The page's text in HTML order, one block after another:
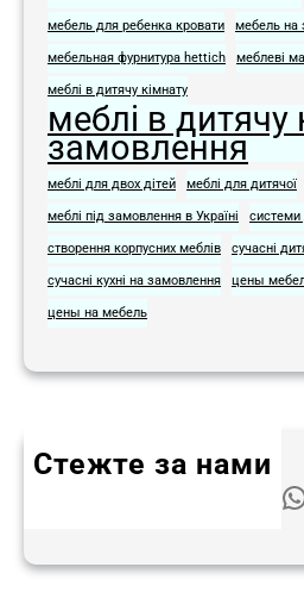
мебель для ребенка кровати мебель на
мебельная фурнитура hettich меблеві
меблі в дитячу кімнату
меблі в дитячу
замовлення
меблі для двох дітей меблі для дитячої
меблі під замовлення в Україні системи
створення корпусних меблів сучасні
сучасні кухні на замовлення цены
цены на мебель
Стежте за нами
WhatsApp